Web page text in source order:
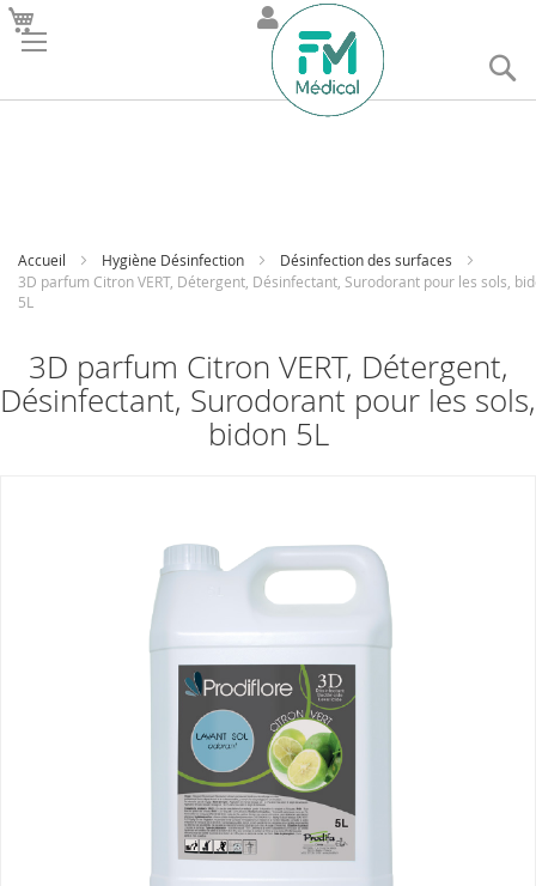
Accueil Hygiène Désinfection
Désinfection des surfaces
3D parfum Citron VERT, Détergent, Désinfectant, Surodorant pour les sols,
5L
3D parfum Citron VERT, Détergent,
Désinfectant, Surodorant pour les sols,
bidon 5L